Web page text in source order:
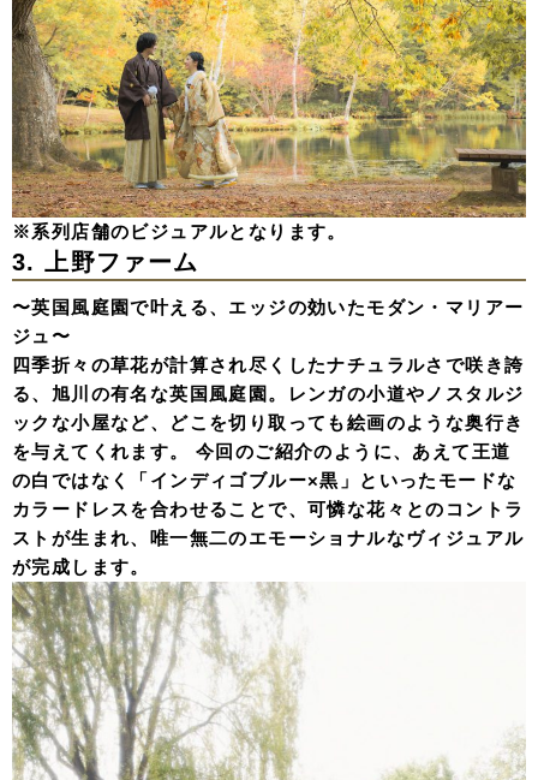
※系列店舗のビジュアルとなります。
3. 上野ファーム
〜英国風庭園で叶える、エッジの効いたモダン・マリアー
ジュ〜
四季折々の草花が計算され尽くしたナチュラルさで咲き誇
る、旭川の有名な英国風庭園。レンガの小道やノスタルジ
ックな小屋など、どこを切り取っても絵画のような奥行き
を与えてくれます。 今回のご紹介のように、あえて王道
の白ではなく「インディゴブルー×黒」といったモードな
カラードレスを合わせることで、可憐な花々とのコントラ
ストが生まれ、唯一無二のエモーショナルなヴィジュアル
が完成します。